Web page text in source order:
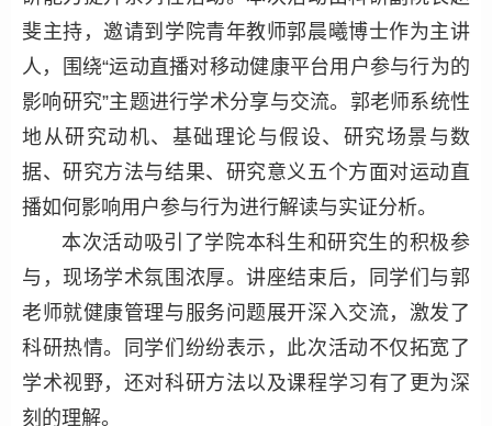
斐主持，邀请到学院青年教师郭晨曦博士作为主讲
人，围绕“运动直播对移动健康平台用户参与行为的
影响研究”主题进行学术分享与交流。郭老师系统性
地从研究动机、基础理论与假设、研究场景与数
据、研究方法与结果、研究意义五个方面对运动直
播如何影响用户参与行为进行解读与实证分析。
本次活动吸引了学院本科生和研究生的积极参
与，现场学术氛围浓厚。讲座结束后，同学们与郭
老师就健康管理与服务问题展开深入交流，激发了
科研热情。同学们纷纷表示，此次活动不仅拓宽了
学术视野，还对科研方法以及课程学习有了更为深
刻的理解。